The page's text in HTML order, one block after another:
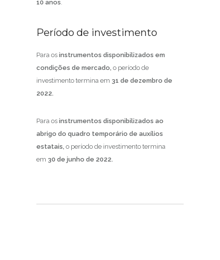
10 anos.
Período de investimento
Para os instrumentos disponibilizados em
condições de mercado, o período de
investimento termina em 31 de dezembro de
2022.
Para os instrumentos disponibilizados ao
abrigo do quadro temporário de auxílios
estatais, o período de investimento termina
em 30 de junho de 2022.